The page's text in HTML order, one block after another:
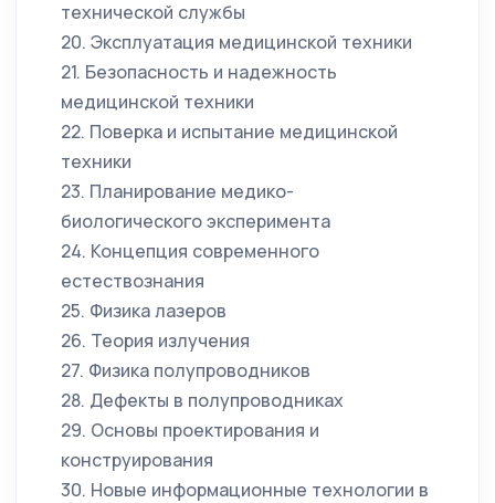
технической службы
20. Эксплуатация медицинской техники
21. Безопасность и надежность
медицинской техники
22. Поверка и испытание медицинской
техники
23. Планирование медико-
биологического эксперимента
24. Концепция современного
естествознания
25. Физика лазеров
26. Теория излучения
27. Физика полупроводников
28. Дефекты в полупроводниках
29. Основы проектирования и
конструирования
30. Новые информационные технологии в